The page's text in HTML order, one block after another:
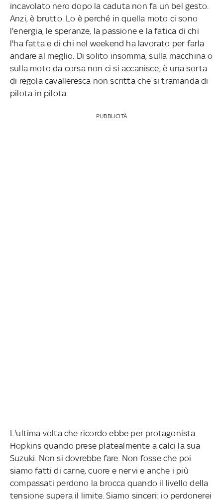
incavolato nero dopo la caduta non fa un bel gesto.
Anzi, è brutto. Lo è perché in quella moto ci sono
l'energia, le speranze, la passione e la fatica di chi
l'ha fatta e di chi nel weekend ha lavorato per farla
andare al meglio. Di solito insomma, sulla macchina o
sulla moto da corsa non ci si accanisce; è una sorta
di regola cavalleresca non scritta che si tramanda di
pilota in pilota.
PUBBLICITÀ
L'ultima volta che ricordo ebbe per protagonista
Hopkins quando prese platealmente a calci la sua
Suzuki. Non si dovrebbe fare. Non fosse che poi
siamo fatti di carne, cuore e nervi e anche i più
compassati perdono la brocca quando il livello della
tensione supera il limite. Siamo sinceri: io perdonerei